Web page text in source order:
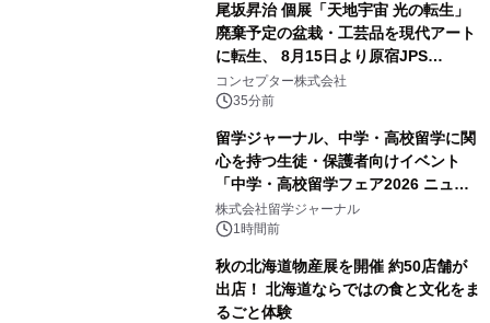
尾坂昇治 個展「天地宇宙 光の転生」
廃棄予定の盆栽・工芸品を現代アート
に転生、 8月15日より原宿JPS
Galleryにて約30点を展示
コンセプター株式会社
35分前
留学ジャーナル、中学・高校留学に関
心を持つ生徒・保護者向けイベント
「中学・高校留学フェア2026 ニュー
ジーランド＆オーストラリア」を
9/12(土)に開催
株式会社留学ジャーナル
1時間前
秋の北海道物産展を開催 約50店舗が
出店！ 北海道ならではの食と文化をま
るごと体験